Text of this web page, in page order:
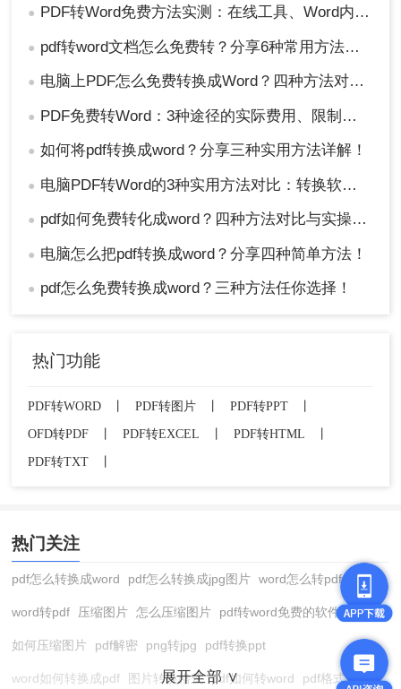
制法
需求
具法
的PDF
具、PDF猫
钟
Word软 简单排版、OfficeMicrosoft Word
2-3分
注意事项
扫描版PDF：若内容为图片，必须使用带OCR
加密文件：转换前需解除密码（推荐 转转大师
解锁工具）。
需分批操作。
最终建议
式；
常规转换
：优先使用Word内置功能或
ILovePDF；
以上就是pdf怎么免费转换成word文档的方法介绍
了，根据实际需求灵活选择，高效完成PDF到Word
的无缝转换！
● PDF转Word免费方法实测：在线工具、Word内置功能与手动复制3种方式对比！
● pdf转word文档怎么免费转？分享6种常用方法详解！
● 电脑上PDF怎么免费转换成Word？四种方法对比与实操指南（附详细表格）!
● PDF免费转Word：3种途径的实际费用、限制和效果对比！
● 如何将pdf转换成word？分享三种实用方法详解！
● 电脑PDF转Word的3种实用方法对比：转换软件、Word内置功能与在线工具详解！
● pdf如何免费转化成word？四种方法对比与实操指南（附详细表格）
● 电脑怎么把pdf转换成word？分享四种简单方法！
● pdf怎么免费转换成word？三种方法任你选择！
热门功能
PDF转WORD PDF转图片 PDF转PPT
OFD转PDF
PDF转EXCEL PDF转HTML
PDF转TXT
热门关注
pdf怎么转换成word pdf怎么转换成jpg图片 word怎么转pdf
word转pdf 压缩图片 怎么压缩图片 pdf转word免费的软件
如何压缩图片 pdf解密 png转jpg pdf转换ppt
word如何转换成pdf 图片转换格式 pdf如何转word pdf格式转换
展开全部 ∨